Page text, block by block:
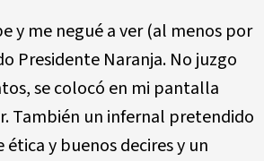
y me negué a ver (al menos por
Presidente Naranja. No juzgo
se colocó en mi pantalla
También un infernal pretendido
y buenos decires y un